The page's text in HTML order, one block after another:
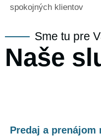
spokojných klientov
Sme tu pre
Naše
Predaj a